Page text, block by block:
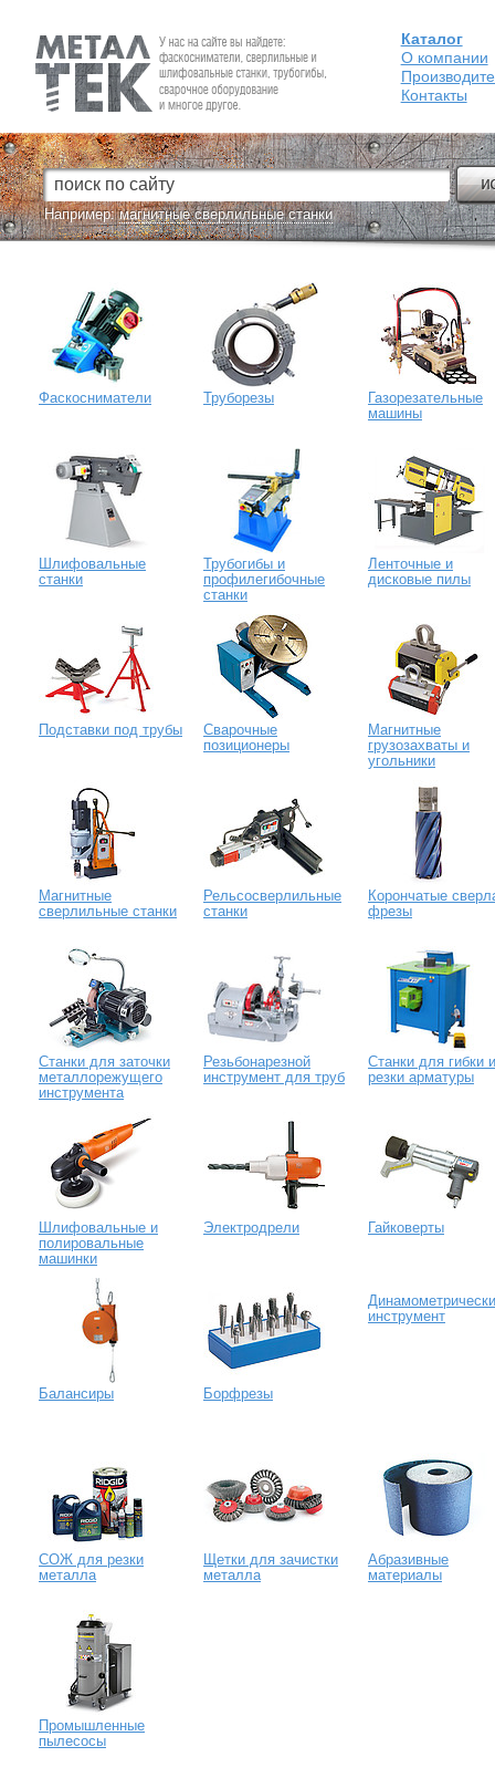
Fein — Профессиональный электроинструмент для обработки
металла
Каталог
О компании
Контакты
Например:магнитные сверлильные станки
Фаскосниматели Труборезы
Газорезательные
машины
Шлифовальные
станки
Трубогибы и
профилегибочные
станки
Ленточные и
дисковые пилы
Подставки под трубы
Сварочные
позиционеры
Магнитные
грузозахваты и
угольники
Магнитные
сверлильные станки
Рельсосверлильные
станки
Корончатые
фрезы
Станки для заточки
металлорежущего
инструмента
Резьбонарезной
инструмент для труб
Станки для гибки и
резки арматуры
Шлифовальные и
полировальные
машинки
Электродрели Гайковерты
Балансиры Борфрезы
инструмент
СОЖ для резки
металла
Щетки для зачистки
металла
Абразивные
материалы
Промышленные
пылесосы